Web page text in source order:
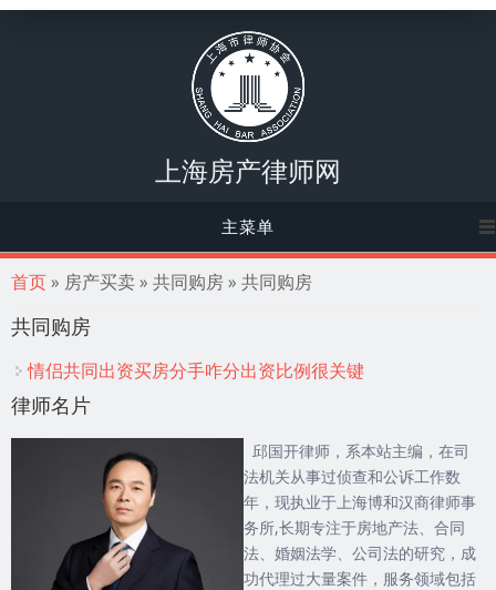
上海房产律师网
主菜单
你在这里
首页» 房产买卖 » 共同购房 » 共同购房
共同购房
情侣共同出资买房分手咋分出资比例很关键
律师名片
邱国开律师，系本站主编，在司
法机关从事过侦查和公诉工作数
年，现执业于上海博和汉商律师事
务所,长期专注于房地产法、合同
法、婚姻法学、公司法的研究，成
功代理过大量案件，服务领域包括